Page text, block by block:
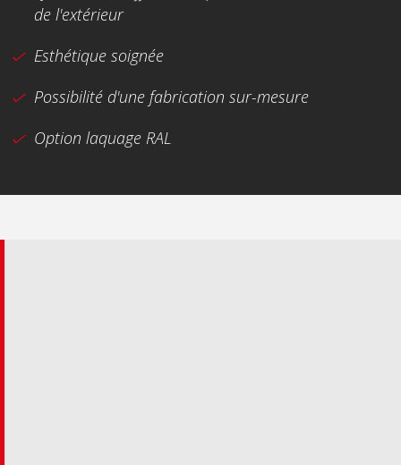
de l'extérieur
Esthétique soignée
Possibilité d'une fabrication sur-mesure
Option laquage RAL